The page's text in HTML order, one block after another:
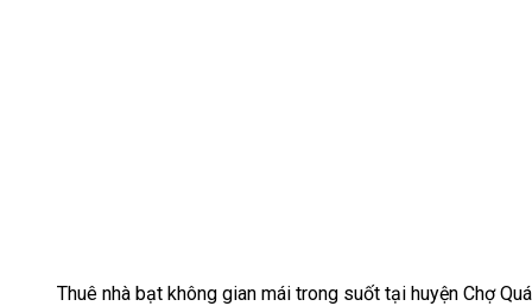
Thuê nhà bạt không gian mái trong suốt tại huyện Chợ